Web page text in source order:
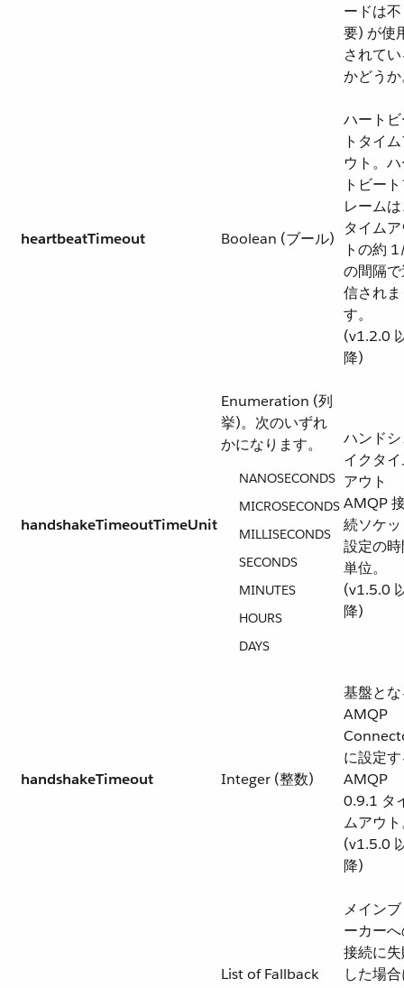
ードは不
要) が使
されて
かどう
heartbeatTimeout Boolean (ブール)
ハート
トタイ
ウト。
トビー
レーム
タイム
トの約
の間隔
信されま
す。
(v1.2.0
降)
handshakeTimeoutTimeUnit
Enumeration (列
挙)。次のいずれ
かになります。
NANOSECONDS
MICROSECONDS
MILLISECONDS
SECONDS
MINUTES
HOURS
DAYS
ハンド
イクタ
アウト
AMQP
続ソケ
設定の
単位。
(v1.5.0
降)
handshakeTimeout Integer (整数)
基盤と
AMQP
に設定
AMQP
0.9.1 タ
ムアウ
(v1.5.0
降)
List of Fallback
メイン
ーカー
接続に
した場